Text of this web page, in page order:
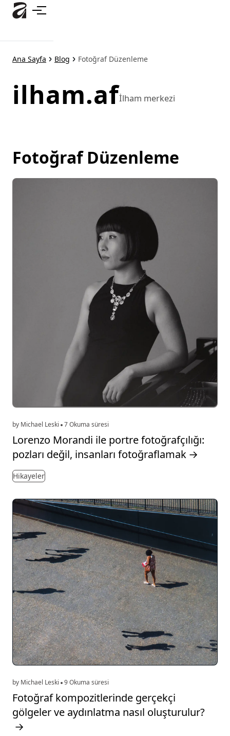
Ana
içeriğe
Ana Sayfa Blog Fotoğraf Düzenleme
ilham.afİlham merkezi
Fotoğraf Düzenleme
by Michael Leski 7 Okuma süresi
Lorenzo Morandi ile portre fotoğrafçılığı:
pozları değil, insanları fotoğraflamak →
Hikayeler
by Michael Leski 9 Okuma süresi
Fotoğraf kompozitlerinde gerçekçi
gölgeler ve aydınlatma nasıl oluşturulur?
→